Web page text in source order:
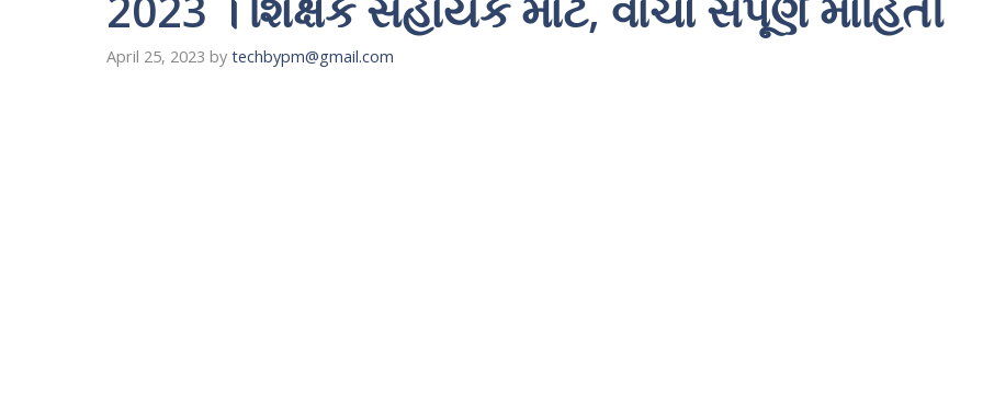
April 25, 2023 by techbypm@gmail.com